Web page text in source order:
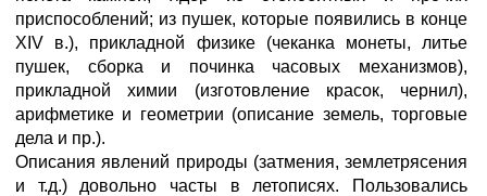
приспособлений; из пушек, которые появились в конце
XIV в.), прикладной физике (чеканка монеты, литье
пушек, сборка и починка часовых механизмов),
прикладной химии (изготовление красок, чернил),
арифметике и геометрии (описание земель, торговые
дела и пр.).
Описания явлений природы (затмения, землетрясения
и т.д.) довольно часты в летописях. Пользовались